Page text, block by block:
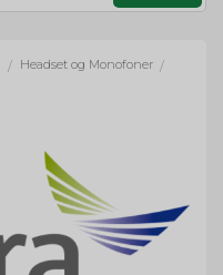
/ Headset og Monofoner /